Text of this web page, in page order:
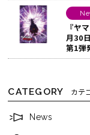
『ヤ
月30
第1弾
CATEGORY カテ
News